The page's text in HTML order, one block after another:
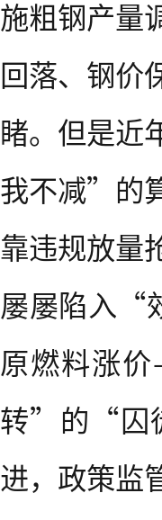
施粗钢产量
回落、钢价
睹。但是近
我不减”的
靠违规放量
屡屡陷入“
原燃料涨
转”的“囚
进，政策监